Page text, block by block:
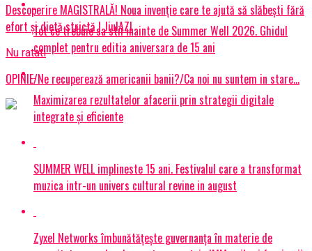
Descoperire MAGISTRALĂ! Noua invenție care te ajută să slăbești fără
efort și dietă strictă | JiulAZI
Nu ratati
OPINIE/Ne recuperează americanii banii?/Ca noi nu suntem in stare…
Tot ce trebuie sa stii inainte de Summer Well 2026. Ghidul
complet pentru editia aniversara de 15 ani
Maximizarea rezultatelor afacerii prin strategii digitale
integrate și eficiente
SUMMER WELL implineste 15 ani. Festivalul care a transformat
muzica intr-un univers cultural revine in august
Zyxel Networks îmbunătățește guvernanța în materie de